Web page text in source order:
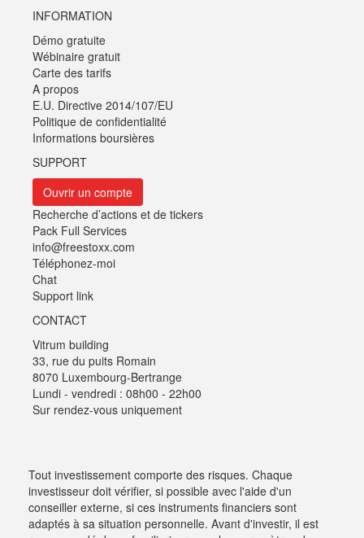
INFORMATION
Démo gratuite
Wébinaire gratuit
Carte des tarifs
A propos
E.U. Directive 2014/107/EU
Politique de confidentialité
Informations boursières
SUPPORT
Ouvrir un compte
Recherche d’actions et de tickers
Pack Full Services
info@freestoxx.com
Téléphonez-moi
Chat
Support link
CONTACT
Vitrum building
33, rue du puits Romain
8070 Luxembourg-Bertrange
Lundi - vendredi : 08h00 - 22h00
Sur rendez-vous uniquement
Tout investissement comporte des risques. Chaque
investisseur doit vérifier, si possible avec l'aide d'un
conseiller externe, si ces instruments financiers sont
adaptés à sa situation personnelle. Avant d'investir, il est